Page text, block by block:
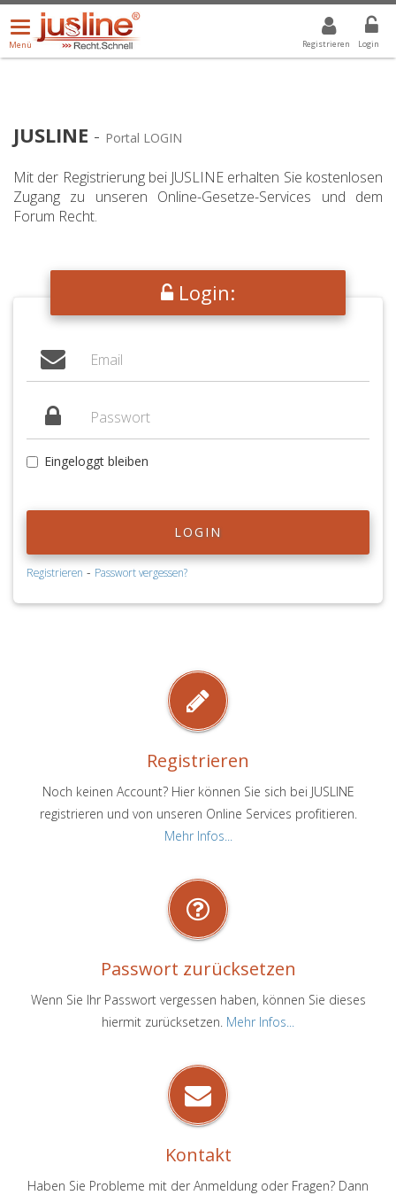
Registrieren Login
Menü
öffnen/schließen
Menü
ALLE DROPDOWN: GEWÄHLTER WERT IST ALLE
JUSLINE - Portal LOGIN
Mit der Registrierung bei JUSLINE erhalten Sie kostenlosen
Zugang zu unseren Online-Gesetze-Services und dem
Forum Recht.
Login:
Eingeloggt bleiben
LOGIN
Registrieren - Passwort vergessen?
Registrieren
Noch keinen Account? Hier können Sie sich bei JUSLINE
registrieren und von unseren Online Services profitieren.
Mehr Infos...
Passwort zurücksetzen
Wenn Sie Ihr Passwort vergessen haben, können Sie dieses
hiermit zurücksetzen. Mehr Infos...
Kontakt
Haben Sie Probleme mit der Anmeldung oder Fragen? Dann